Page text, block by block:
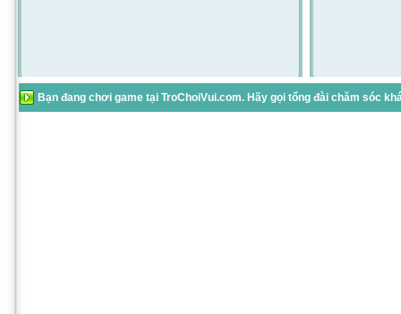
Bạn đang chơi game tại TroChoiVui.com. Hãy gọi tổng đài chăm sóc